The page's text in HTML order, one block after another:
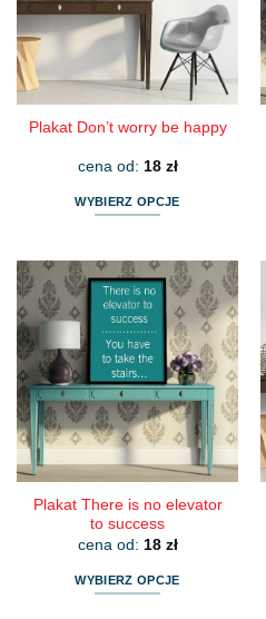
wybrać
na
stronie
produktu
Plakat Don’t worry be happy
cena od: 18 zł
WYBIERZ OPCJE
ma
wiele
wariantów.
Opcje
można
wybrać
na
stronie
produktu
Plakat There is no elevator
to success
cena od: 18 zł
WYBIERZ OPCJE